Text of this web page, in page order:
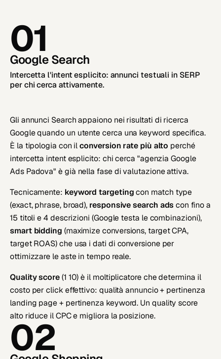
01
Google Search
Intercetta l'intent esplicito: annunci testuali in SERP
per chi cerca attivamente.
Gli annunci Search appaiono nei risultati di ricerca
Google quando un utente cerca una keyword specifica.
È la tipologia con ilconversion rate più alto perché
intercetta intent esplicito: chi cerca "agenzia Google
Ads Padova" è già nella fase di valutazione attiva.
Tecnicamente: keyword targetingcon match type
(exact, phrase, broad), responsive search adscon fino a
15 titoli e 4 descrizioni (Google testa le combinazioni),
smart bidding (maximize conversions, target CPA,
target ROAS) che usa i dati di conversione per
ottimizzare le aste in tempo reale.
Quality score(1 10) è il moltiplicatore che determina il
costo per click effettivo: qualità annuncio + pertinenza
landing page + pertinenza keyword. Un quality score
alto riduce il CPC e migliora la posizione.
02